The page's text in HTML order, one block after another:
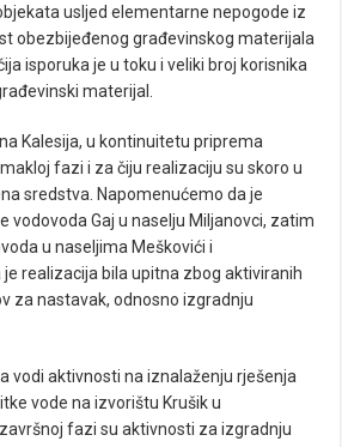
usljed elementarne nepogode iz
obezbijeđenog građevinskog materijala
isporuka je u toku i veliki broj korisnika
materijal.
Kalesija, u kontinuitetu priprema
fazi i za čiju realizaciju su skoro u
sredstva. Napomenućemo da je
vodovoda Gaj u naselju Miljanovci, zatim
u naseljima Meškovići i
je realizacija bila upitna zbog aktiviranih
za nastavak, odnosno izgradnju
vodi aktivnosti na iznalaženju rješenja
vode na izvorištu Krušik u
fazi su aktivnosti za izgradnju